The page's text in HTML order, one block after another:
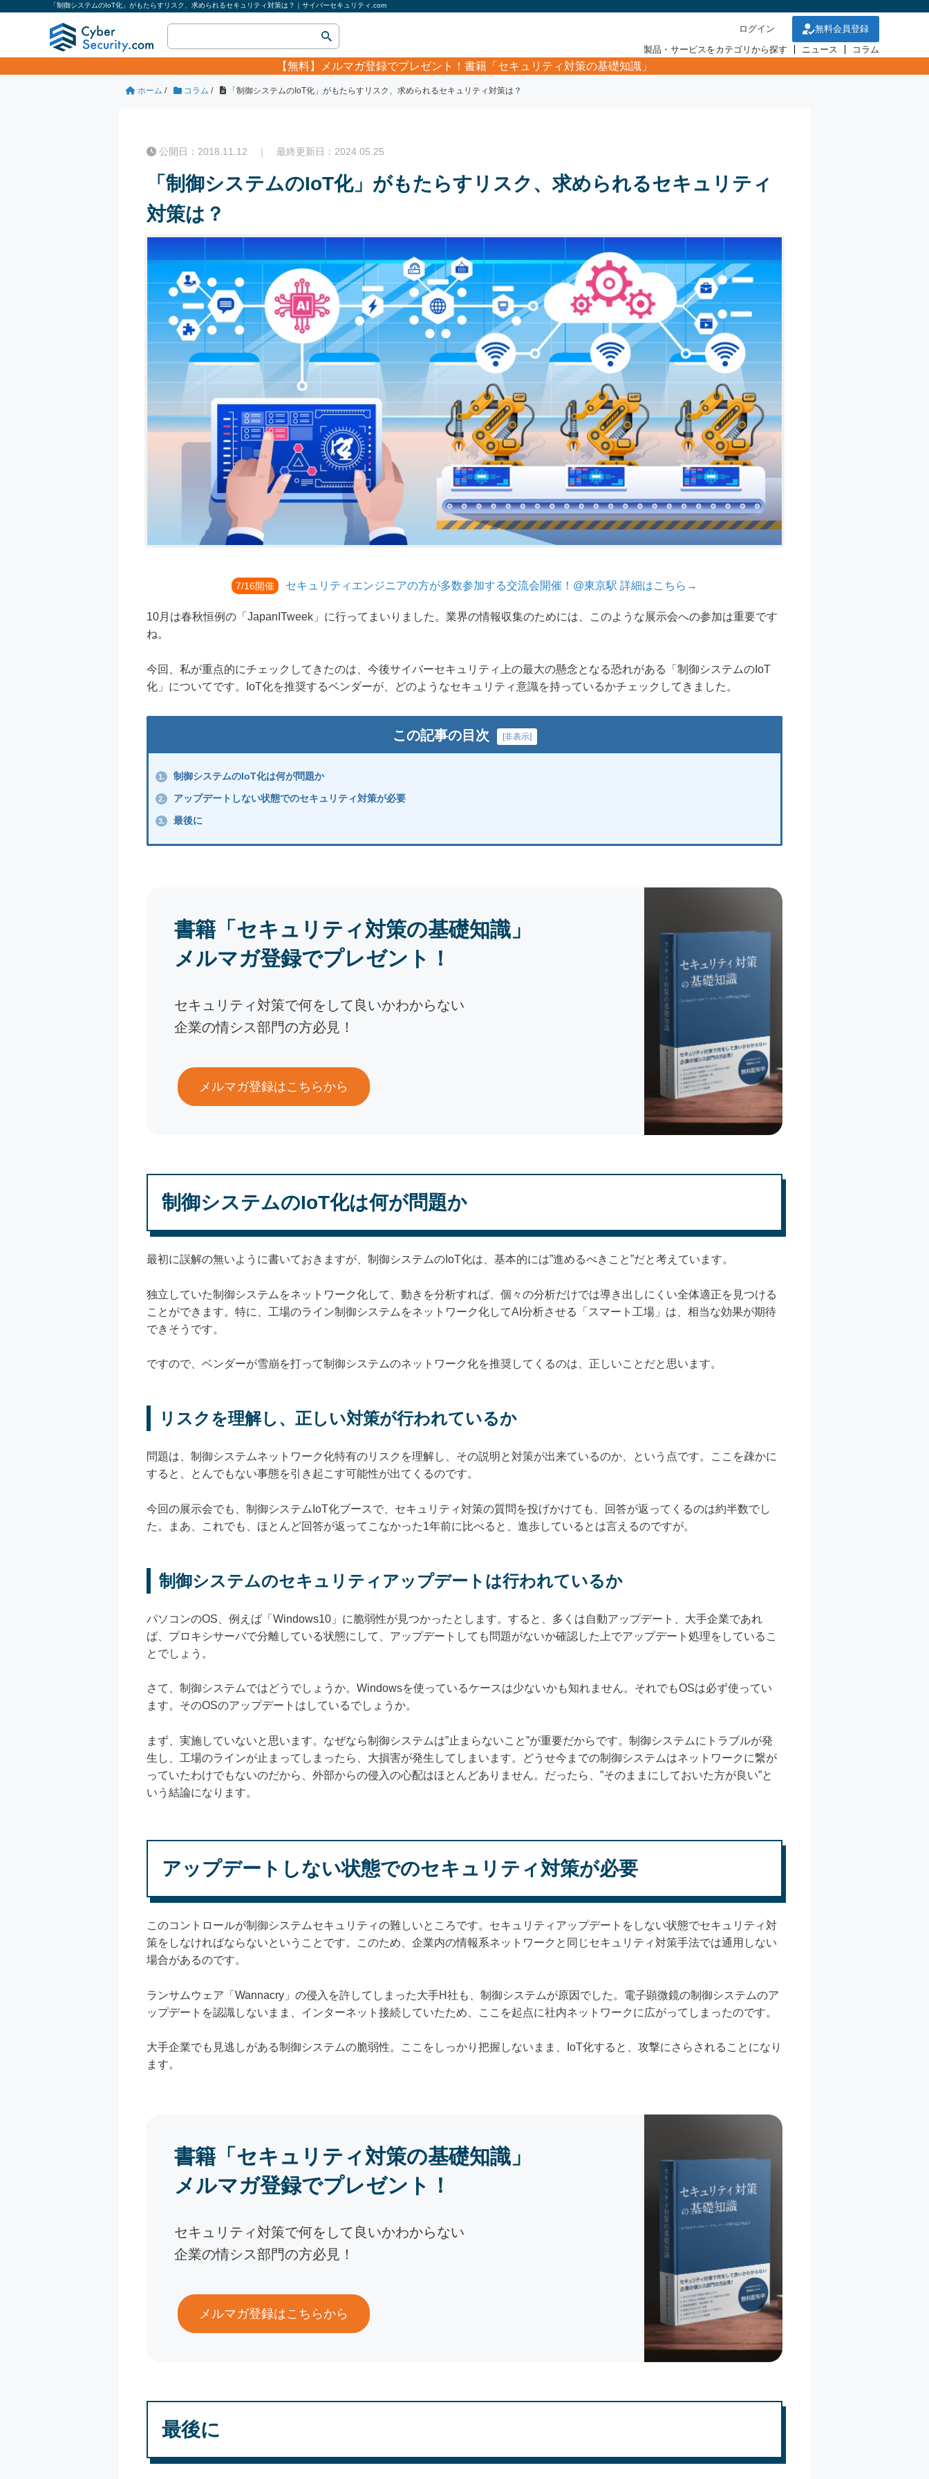
「制御システムのIoT化」がもたらすリスク、求められるセキュリティ対策は？｜サイバーセキュリティ.com
ログイン
無料会員登録
製品・サービスをカテゴリから探す
ニュース コラム
【無料】 メルマガ登録でプレゼント！書籍「セキュリティ対策の基礎知識」
ホーム / コラム / 「制御システムのIoT化」がもたらすリスク、求められるセキュリティ対策は？
公開日：2018.11.12 ｜ 最終更新日：2024.05.25
「制御システムのIoT化」がもたらすリスク、求められるセキュリティ
対策は？
7/16開催 セキュリティエンジニアの方が多数参加する交流会開催！@東京駅 詳細はこちら→
10月は春秋恒例の「JapanITweek」に行ってまいりました。業界の情報収集のためには、このような展示会への参加は重要です
ね。
今回、私が重点的にチェックしてきたのは、今後サイバーセキュリティ上の最大の懸念となる恐れがある「制御システムのIoT
化」についてです。IoT化を推奨するベンダーが、どのようなセキュリティ意識を持っているかチェックしてきました。
この記事の目次 [非表示]
1. 制御システムのIoT化は何が問題か
2. アップデートしない状態でのセキュリティ対策が必要
3. 最後に
書籍「セキュリティ対策の基礎知識」
メルマガ登録でプレゼント！
セキュリティ対策で何をして良いかわからない
企業の情シス部門の方必見！
メルマガ登録はこちらから
制御システムのIoT化は何が問題か
最初に誤解の無いように書いておきますが、制御システムのIoT化は、基本的には”進めるべきこと”だと考えています。
独立していた制御システムをネットワーク化して、動きを分析すれば、個々の分析だけでは導き出しにくい全体適正を見つける
ことができます。特に、工場のライン制御システムをネットワーク化してAI分析させる「スマート工場」は、相当な効果が期待
できそうです。
ですので、ベンダーが雪崩を打って制御システムのネットワーク化を推奨してくるのは、正しいことだと思います。
リスクを理解し、正しい対策が行われているか
問題は、制御システムネットワーク化特有のリスクを理解し、その説明と対策が出来ているのか、という点です。ここを疎かに
すると、とんでもない事態を引き起こす可能性が出てくるのです。
今回の展示会でも、制御システムIoT化ブースで、セキュリティ対策の質問を投げかけても、回答が返ってくるのは約半数でし
た。まあ、これでも、ほとんど回答が返ってこなかった1年前に比べると、進歩しているとは言えるのですが。
制御システムのセキュリティアップデートは行われているか
パソコンのOS、例えば「Windows10」に脆弱性が見つかったとします。すると、多くは自動アップデート、大手企業であれ
ば、プロキシサーバで分離している状態にして、アップデートしても問題がないか確認した上でアップデート処理をしているこ
とでしょう。
さて、制御システムではどうでしょうか。Windowsを使っているケースは少ないかも知れません。それでもOSは必ず使ってい
ます。そのOSのアップデートはしているでしょうか。
まず、実施していないと思います。なぜなら制御システムは”止まらないこと”が重要だからです。制御システムにトラブルが発
生し、工場のラインが止まってしまったら、大損害が発生してしまいます。どうせ今までの制御システムはネットワークに繋が
っていたわけでもないのだから、外部からの侵入の心配はほとんどありません。だったら、”そのままにしておいた方が良い”と
いう結論になります。
アップデートしない状態でのセキュリティ対策が必要
このコントロールが制御システムセキュリティの難しいところです。セキュリティアップデートをしない状態でセキュリティ対
策をしなければならないということです。このため、企業内の情報系ネットワークと同じセキュリティ対策手法では通用しない
場合があるのです。
ランサムウェア「Wannacry」の侵入を許してしまった大手H社も、制御システムが原因でした。電子顕微鏡の制御システムのア
ップデートを認識しないまま、インターネット接続していたため、ここを起点に社内ネットワークに広がってしまったのです。
大手企業でも見逃しがある制御システムの脆弱性。ここをしっかり把握しないまま、IoT化すると、攻撃にさらされることになり
ます。
書籍「セキュリティ対策の基礎知識」
メルマガ登録でプレゼント！
セキュリティ対策で何をして良いかわからない
企業の情シス部門の方必見！
メルマガ登録はこちらから
最後に